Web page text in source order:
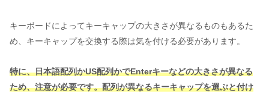
キーボードによってキーキャップの大きさが異なるものもあるた
め、キーキャップを交換する際は気を付ける必要があります。
特に、日本語配列かUS配列かでEnterキーなどの大きさが異なる
ため、注意が必要です。配列が異なるキーキャップを選ぶと付け